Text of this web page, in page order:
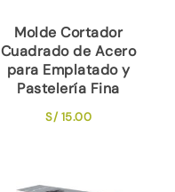
Molde Cortador
Cuadrado de Acero
para Emplatado y
Pastelería Fina
S/15.00